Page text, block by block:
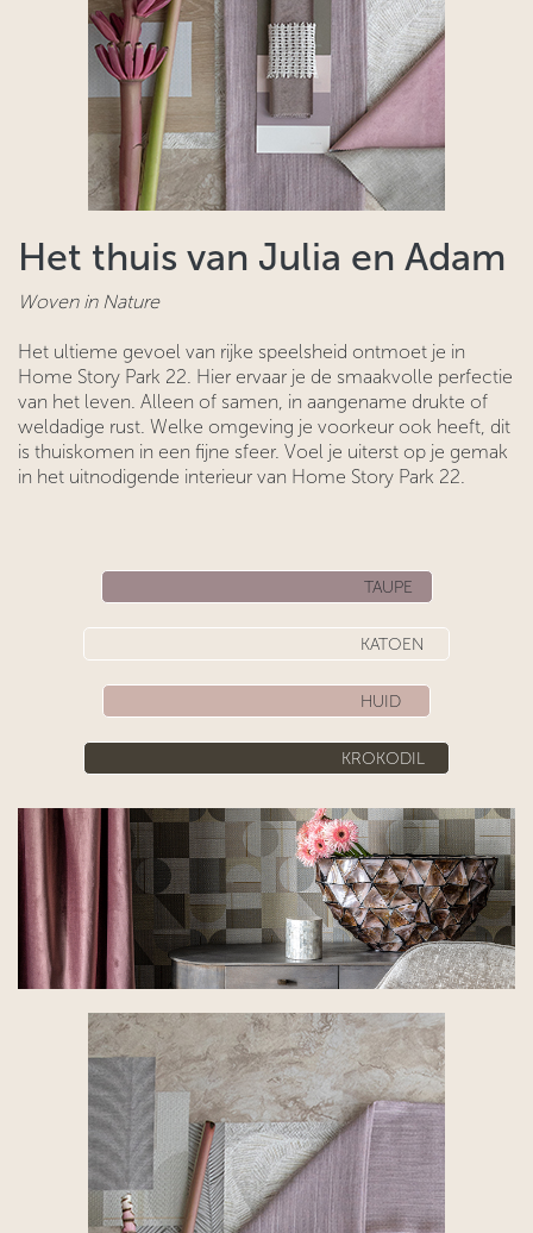
Het thuis van Julia en Adam
Woven in Nature
Het ultieme gevoel van rijke speelsheid ontmoet je in
Home Story Park 22. Hier ervaar je de smaakvolle perfectie
van het leven. Alleen of samen, in aangename drukte of
weldadige rust. Welke omgeving je voorkeur ook heeft, dit
is thuiskomen in een fijne sfeer. Voel je uiterst op je gemak
in het uitnodigende interieur van Home Story Park 22.
TAUPE
KATOEN
HUID
KROKODIL